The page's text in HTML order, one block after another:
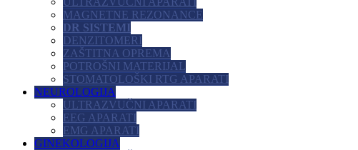
MAGNETNE REZONANCE
DR SISTEMI
DENZITOMERI
ZAŠTITNA OPREMA
POTROŠNI MATERIJAL
STOMATOLOŠKI RTG APARATI
NEUROLOGIJA
ULTRAZVUČNI APARATI
EEG APARATI
EMG APARATI
GINEKOLOGIJA